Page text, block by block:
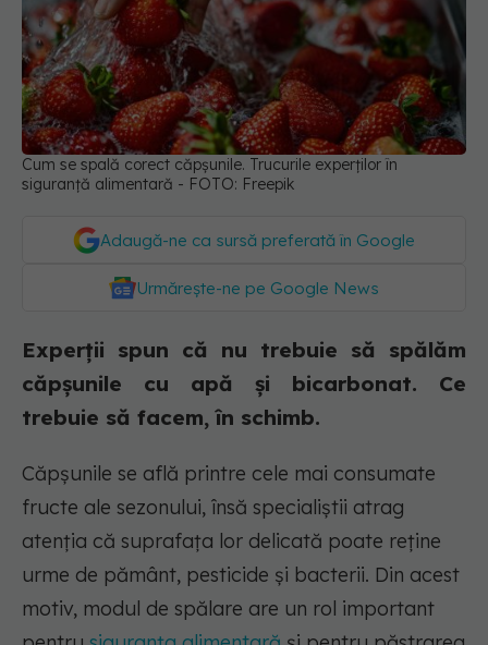
Cum se spală corect căpșunile. Trucurile experților în
siguranță alimentară - FOTO: Freepik
Adaugă-ne ca sursă preferată în Google
Urmărește-ne pe Google News
Experții spun că nu trebuie să spălăm
căpșunile cu apă și bicarbonat. Ce
trebuie să facem, în schimb.
Căpșunile se află printre cele mai consumate
fructe ale sezonului, însă specialiștii atrag
atenția că suprafața lor delicată poate reține
urme de pământ, pesticide și bacterii. Din acest
motiv, modul de spălare are un rol important